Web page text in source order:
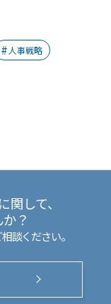
人事戦略
して、
？
談ください。